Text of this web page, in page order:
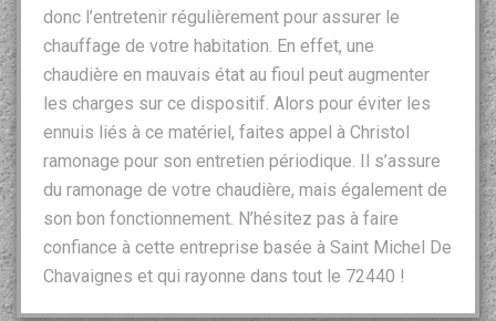
donc l’entretenir régulièrement pour assurer le
chauffage de votre habitation. En effet, une
chaudière en mauvais état au fioul peut augmenter
les charges sur ce dispositif. Alors pour éviter les
ennuis liés à ce matériel, faites appel à Christol
ramonage pour son entretien périodique. Il s’assure
du ramonage de votre chaudière, mais également de
son bon fonctionnement. N’hésitez pas à faire
confiance à cette entreprise basée à Saint Michel De
Chavaignes et qui rayonne dans tout le 72440 !